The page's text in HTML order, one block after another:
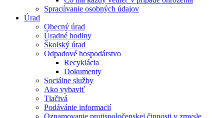
Spracúvanie osobných údajov
Úrad
Obecný úrad
Úradné hodiny
Školský úrad
Odpadové hospodárstvo
Recyklácia
Dokumenty
Sociálne služby
Ako vybaviť
Tlačivá
Podávánie informacií
Oznamovanie protispoločenskej činnosti v zmysle